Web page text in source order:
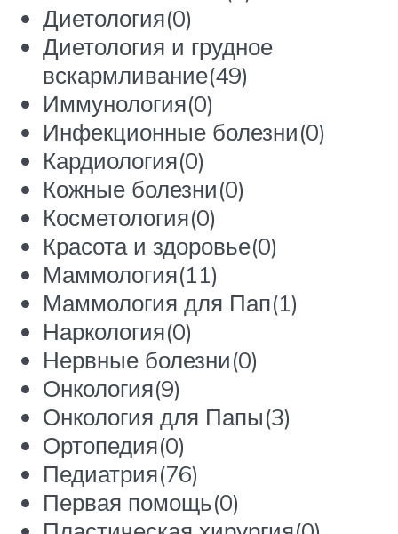
Диетология(0)
Диетология и грудное
вскармливание(49)
Иммунология(0)
Инфекционные болезни(0)
Кардиология(0)
Кожные болезни(0)
Косметология(0)
Красота и здоровье(0)
Маммология(11)
Маммология для Пап(1)
Наркология(0)
Нервные болезни(0)
Онкология(9)
Онкология для Папы(3)
Ортопедия(0)
Педиатрия(76)
Первая помощь(0)